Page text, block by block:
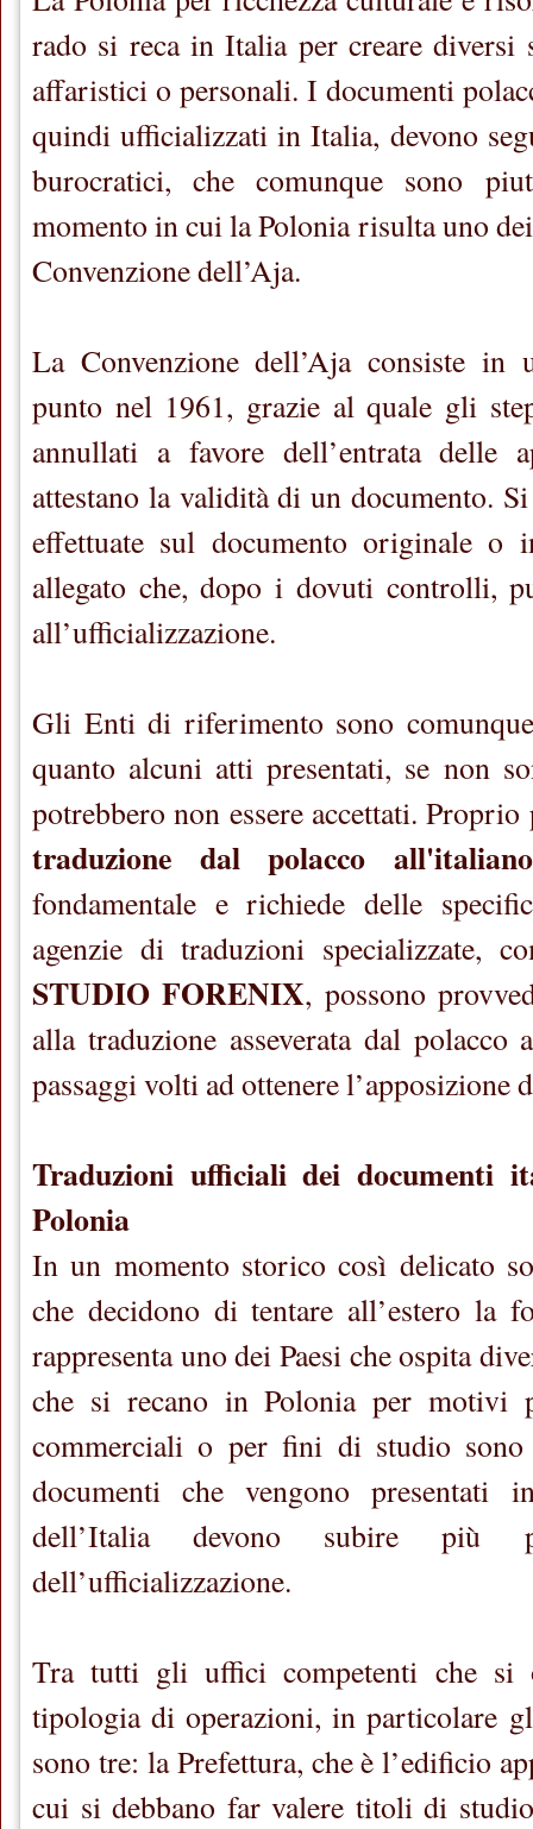
rado si reca in Italia per creare diversi
affaristici o personali. I documenti
quindi ufficializzati in Italia, devono
burocratici, che comunque sono
momento in cui la Polonia risulta uno
Convenzione dell’Aja.
La Convenzione dell’Aja consiste in
punto nel 1961, grazie al quale gli
annullati a favore dell’entrata delle
attestano la validità di un documento.
effettuate sul documento originale o
allegato che, dopo i dovuti controlli,
all’ufficializzazione.
Gli Enti di riferimento sono
quanto alcuni atti presentati, se non
potrebbero non essere accettati.
traduzione dal polacco all'italiano
fondamentale e richiede delle
agenzie di traduzioni specializzate,
STUDIO FORENIX, possono
alla traduzione asseverata dal
passaggi volti ad ottenere l’apposizione
Traduzioni ufficiali dei documenti
Polonia
In un momento storico così delicato
che decidono di tentare all’estero la
rappresenta uno dei Paesi che ospita
che si recano in Polonia per motivi
commerciali o per fini di studio
documenti che vengono presentati
dell’Italia devono subire più
dell’ufficializzazione.
Tra tutti gli uffici competenti che si
tipologia di operazioni, in particolare
sono tre: la Prefettura, che è l’edificio
cui si debbano far valere titoli di